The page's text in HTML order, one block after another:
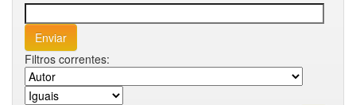
Filtros correntes: